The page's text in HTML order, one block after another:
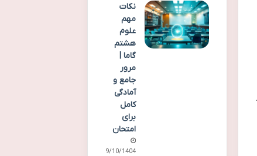
نکات
مهم
علوم
هشتم
گاما |
مرور
جامع و
آمادگی
کامل
برای
امتحان
09/10/1404